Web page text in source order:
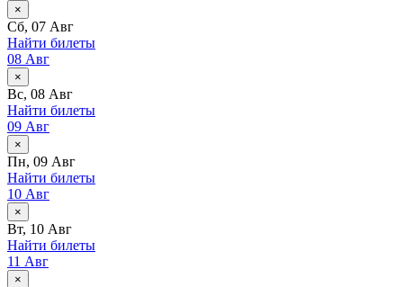
×
Сб, 07 Авг
Найти билеты
08 Авг
×
Вс, 08 Авг
Найти билеты
09 Авг
×
Пн, 09 Авг
Найти билеты
10 Авг
×
Вт, 10 Авг
Найти билеты
11 Авг
×